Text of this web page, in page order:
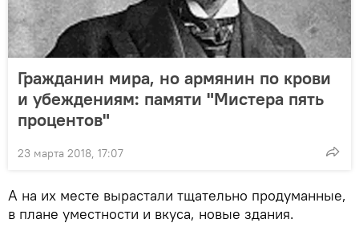
Гражданин мира, но армянин по крови
и убеждениям: памяти "Мистера пять
процентов"
23 марта 2018, 17:07
А на их месте вырастали тщательно продуманные,
в плане уместности и вкуса, новые здания.